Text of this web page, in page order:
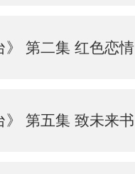
》 第二集 红色恋情
》 第五集 致未来书